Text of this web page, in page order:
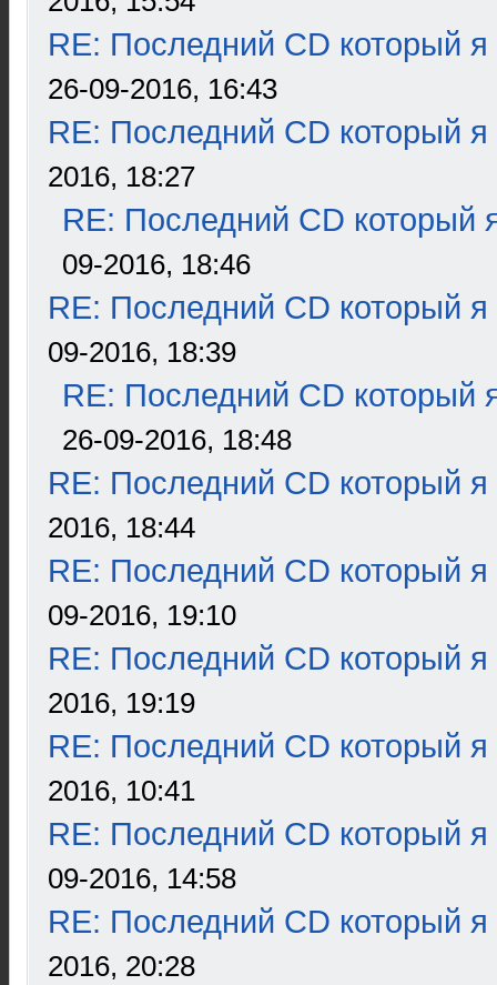
RE: Последний CD который я
26-09-2016, 16:43
RE: Последний CD который я
2016, 18:27
RE: Последний CD который
09-2016, 18:46
RE: Последний CD который я
09-2016, 18:39
RE: Последний CD который
26-09-2016, 18:48
RE: Последний CD который я
2016, 18:44
RE: Последний CD который я
09-2016, 19:10
RE: Последний CD который я
2016, 19:19
RE: Последний CD который я
2016, 10:41
RE: Последний CD который я
09-2016, 14:58
RE: Последний CD который я
2016, 20:28